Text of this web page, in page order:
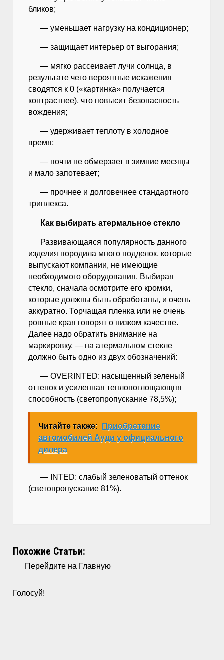
бликов;
— уменьшает нагрузку на кондиционер;
— защищает интерьер от выгорания;
— мягко рассеивает лучи солнца, в
результате чего вероятные искажения
сводятся к 0 («картинка» получается
контрастнее), что повысит безопасность
вождения;
— удерживает теплоту в холодное
время;
— почти не обмерзает в зимние месяцы
и мало запотевает;
— прочнее и долговечнее стандартного
триплекса.
Как выбирать атермальное стекло
Развивающаяся популярность данного
изделия породила много подделок, которые
выпускают компании, не имеющие
необходимого оборудования. Выбирая
стекло, сначала осмотрите его кромки,
которые должны быть обработаны, и очень
аккуратно. Торчащая пленка или не очень
ровные края говорят о низком качестве.
Далее надо обратить внимание на
маркировку, — на атермальном стекле
должно быть одно из двух обозначений:
— OVERINTED: насыщенный зеленый
оттенок и усиленная теплопоглощающпя
способность (светопропускание 78,5%);
Читайте также:
Приобретение
автомобилей Ауди у официального
дилера
— INTED: слабый зеленоватый оттенок
(светопропускание 81%).
Похожие Статьи:
Перейдите на Главную
Голосуй!